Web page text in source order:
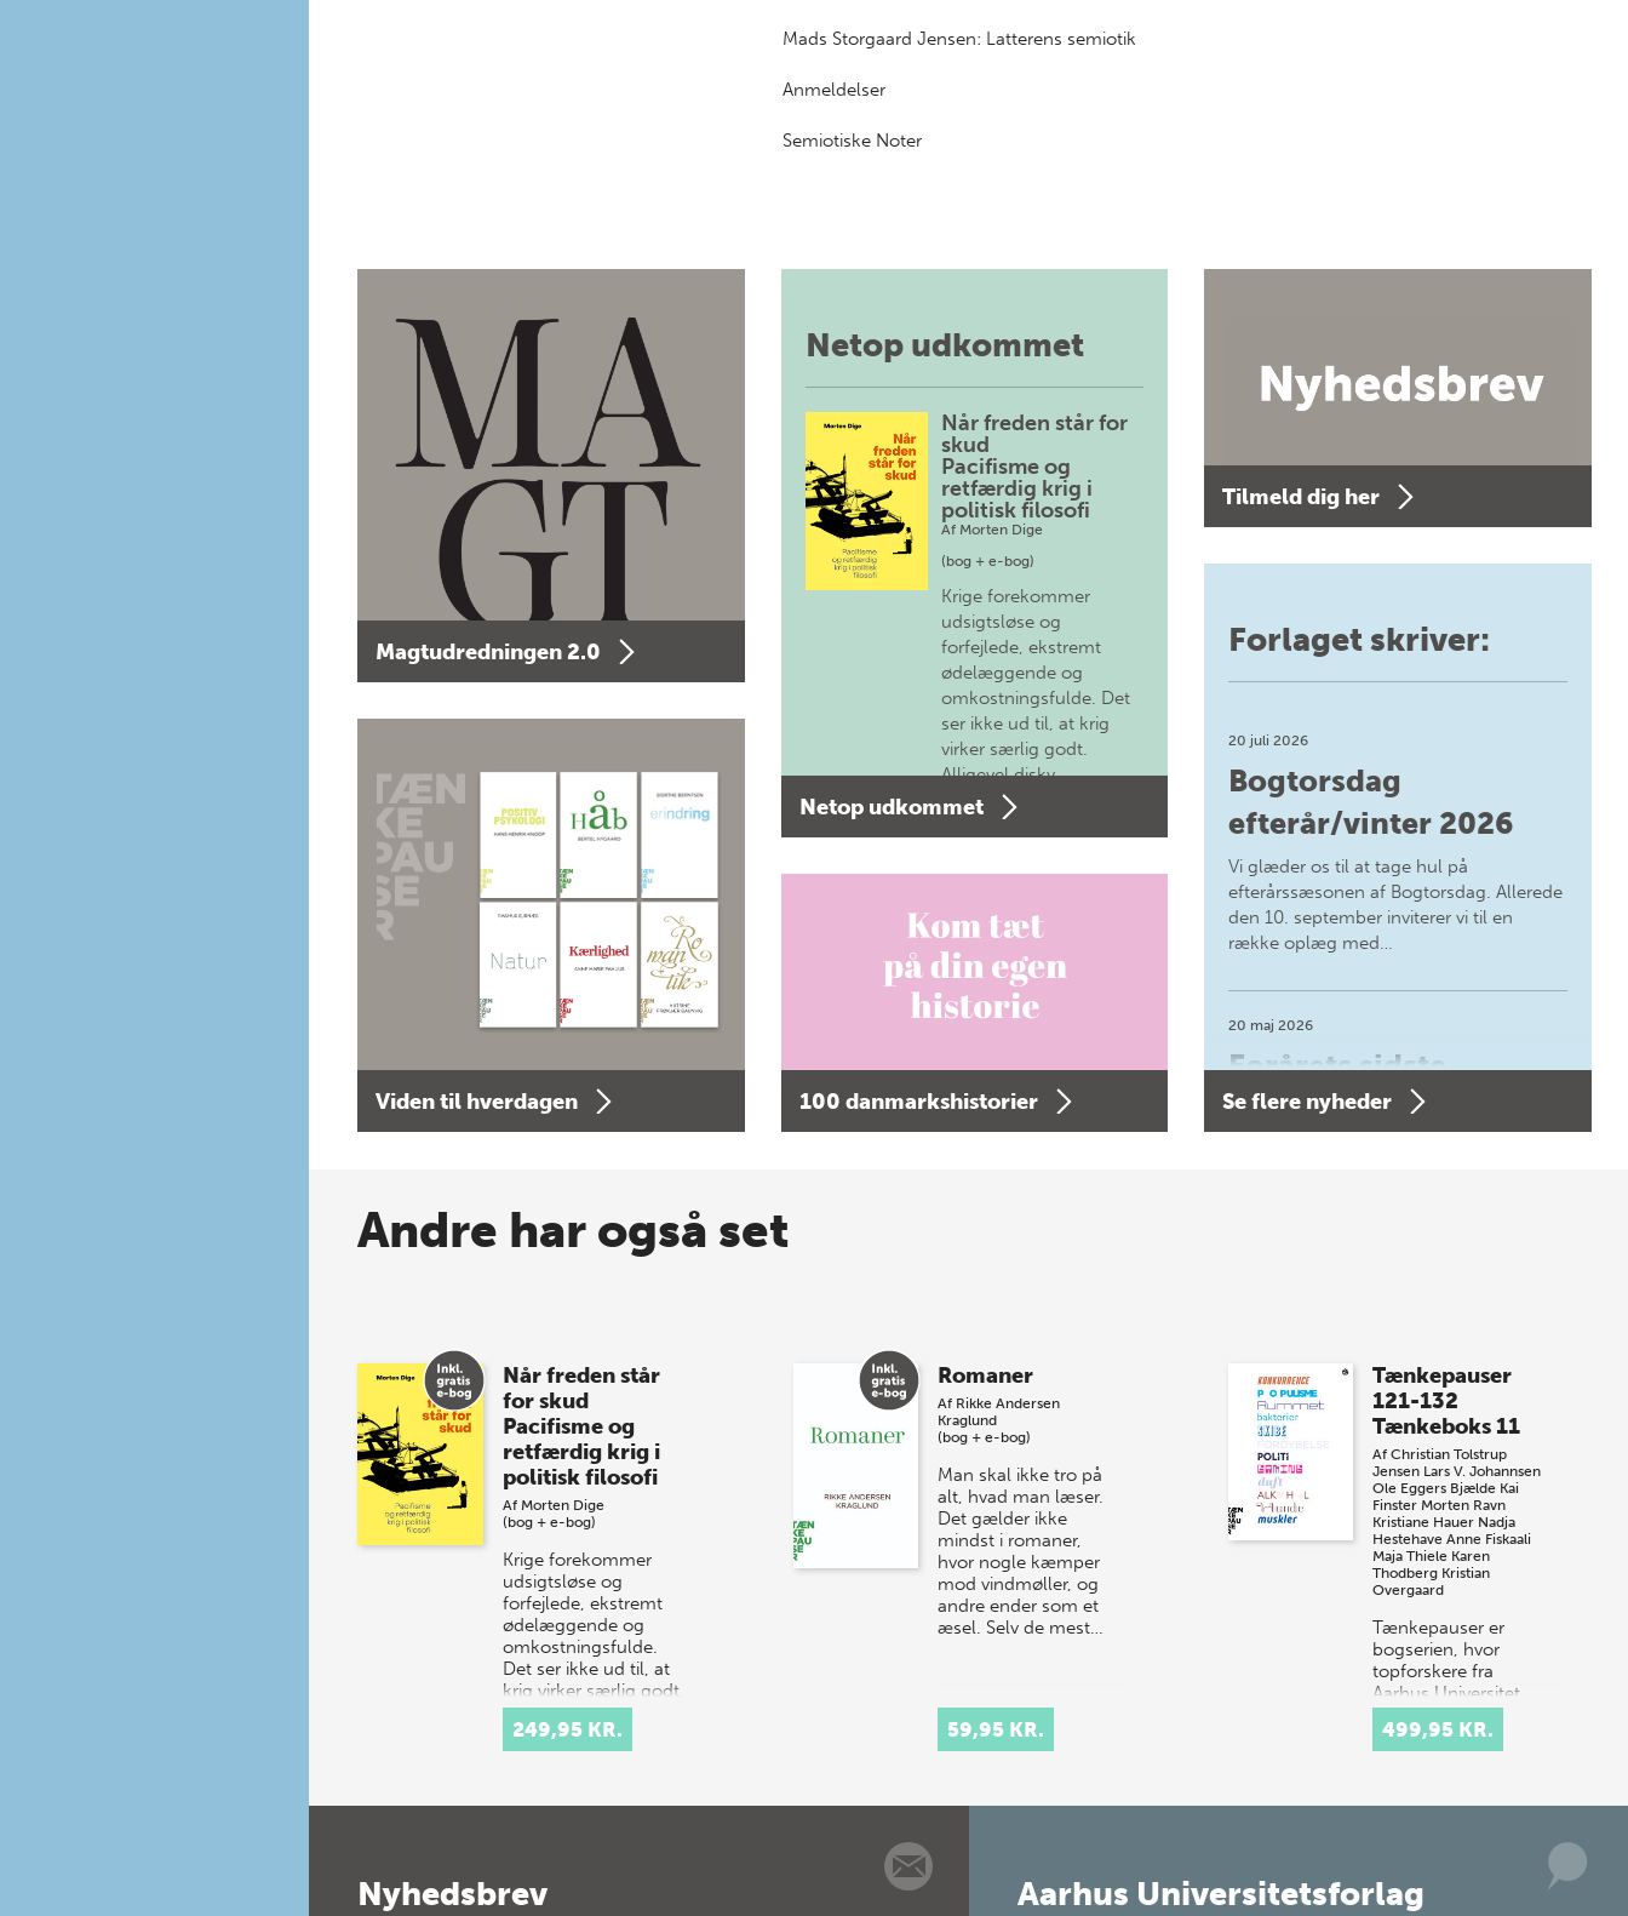
Mads Storgaard Jensen: Latterens semiotik
Anmeldelser
Semiotiske Noter
Magtudredningen 2.0
Viden til hverdagen
Netop udkommet
Når freden står for
skud
Pacifisme og
retfærdig krig i
politisk filosofi
Af Morten Dige
(bog + e-bog)
Krige forekommer
udsigtsløse og
forfejlede, ekstremt
ødelæggende og
omkostningsfulde. Det
ser ikke ud til, at krig
virker særlig godt.
Alligevel diskv…
Netop udkommet
100 danmarkshistorier
Tilmeld dig her
Forlaget skriver:
20 juli 2026
Bogtorsdag
efterår/vinter 2026
Vi glæder os til at tage hul på
efterårssæsonen af Bogtorsdag. Allerede
den 10. september inviterer vi til en
række oplæg med…
20 maj 2026
Forårets sidste
Bogtorsdag 11. juni
sommer-lagersalg!
Vi gentager succesen og inviterer igen i
år til vores store sommer-lagersalg,
så sæt kryds i kalenderen onsdag den
10. j…
Se flere nyheder
Andre har også set
Når freden står
for skud
Pacifisme og
retfærdig krig i
politisk filosofi
Af Morten Dige
(bog + e-bog)
Krige forekommer
udsigtsløse og
forfejlede, ekstremt
ødelæggende og
omkostningsfulde.
Det ser ikke ud til, at
krig virker særlig godt.
Alligevel diskv…
249,95 KR.
Romaner
Af Rikke Andersen
Kraglund
(bog + e-bog)
Man skal ikke tro på
alt, hvad man læser.
Det gælder ikke
mindst i romaner,
hvor nogle kæmper
mod vindmøller, og
andre ender som et
æsel. Selv de mest…
59,95 KR.
Tænkepauser
121-132
Tænkeboks 11
AfChristian Tolstrup
Jensen Lars V. Johannsen
Ole Eggers Bjælde Kai
Finster Morten Ravn
Kristiane Hauer Nadja
Hestehave Anne Fiskaali
Maja Thiele Karen
Thodberg Kristian
Overgaard
Tænkepauser er
bogserien, hvor
topforskere fra
Aarhus Universitet
formidler deres viden
om centrale emner
som frihed, netværk
k…
499,95 KR.
Nyhedsbrev Aarhus Universitetsforlag